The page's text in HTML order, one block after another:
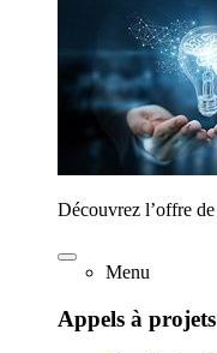
Découvrez l’offre
Menu
Appels à projets